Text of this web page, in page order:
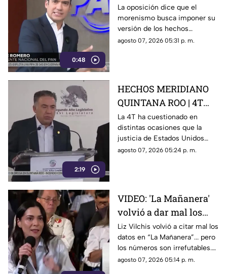
0:48
Oposición señala que el
morenismo quiere
imponer su versión de
los hechos usando la
La oposición dice que el
morenismo busca imponer su
versión de los hechos
mediante la censura, callar los
agosto 07, 2026 05:31 p. m.
2:19
HECHOS MERIDIANO
QUINTANA ROO | 4T
sigue cuestionando los
señalamientos de
E.E.U.U contra
narc0polít1c0s como
La 4T ha cuestionado en
distintas ocasiones que la
justicia de Estados Unidos
proceda contra presuntos
Rocha Moya, Enrique Inzunza y
otros funcionarios morenistas.
agosto 07, 2026 05:24 p. m.
VIDEO: 'La Mañanera'
volvió a dar mal los
datos: TV Azteca es el
medio tradicional con
mayor alcance y
credibilidad de México
Liz Vilchis volvió a citar mal los
datos en “La Mañanera”... pero
los números son irrefutables.
El estudio internacional de
agosto 07, 2026 05:14 p. m.